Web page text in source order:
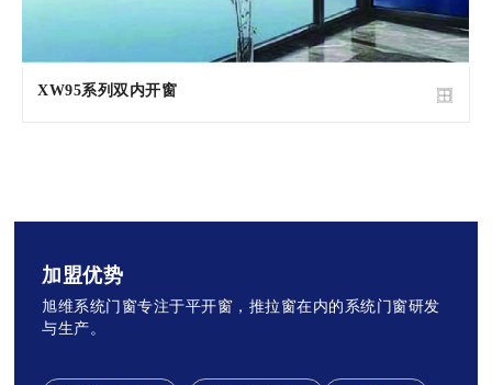
XW95系列双内开窗
加盟优势
旭维系统门窗专注于平开窗，推拉窗在内的系统门窗研发
与生产。